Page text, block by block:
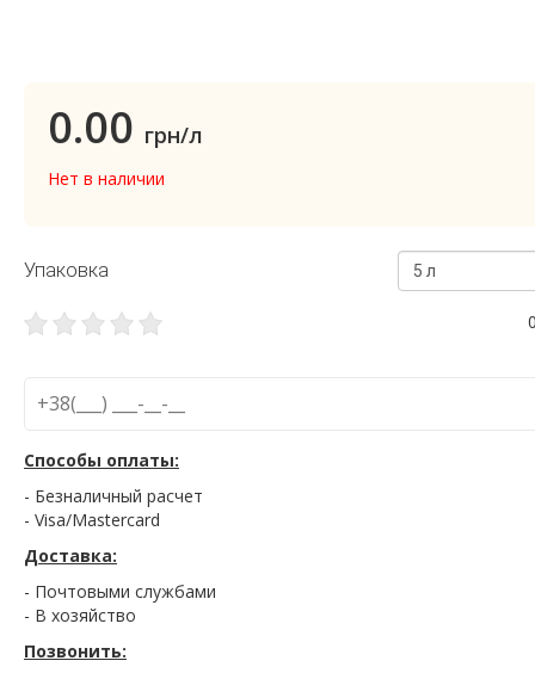
0.00 грн/л
Нет в наличии
Упаковка 5 л
Способы оплаты:
- Безналичный расчет
- Visa/Mastercard
Доставка:
- Почтовыми службами
- В хозяйство
Позвонить: